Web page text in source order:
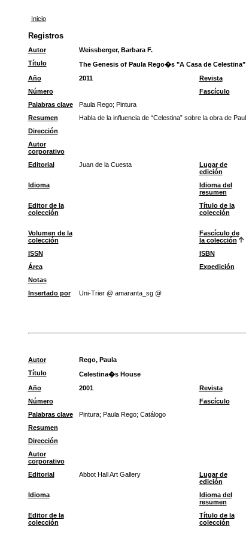
Inicio
Registros
Autor
Weissberger, Barbara F.
Título
The Genesis of Paula Rego�s "A Casa de Celestina"
Año 2011 Revista
Número
Fascículo
Palabras clave
Paula Rego; Pintura
Resumen
Habla de la influencia de “Celestina” sobre la obra de
Dirección
Autor
corporativo
Editorial Juan de la Cuesta
Lugar de
edición
Idioma
Idioma del
resumen
Editor de la
colección
Título de la
colección
Volumen de la
colección
Fascículo de
la colección
ISSN ISBN
Área
Expedición
Notas
Insertado por
Uni-Trier @ amaranta_sg @
Autor
Rego, Paula
Título
Celestina�s House
Año 2001 Revista
Número
Fascículo
Palabras clave
Pintura; Paula Rego; Catálogo
Resumen
Dirección
Autor
corporativo
Editorial Abbot Hall Art Gallery
Lugar de
edición
Idioma
Idioma del
resumen
Editor de la
colección
Título de la
colección